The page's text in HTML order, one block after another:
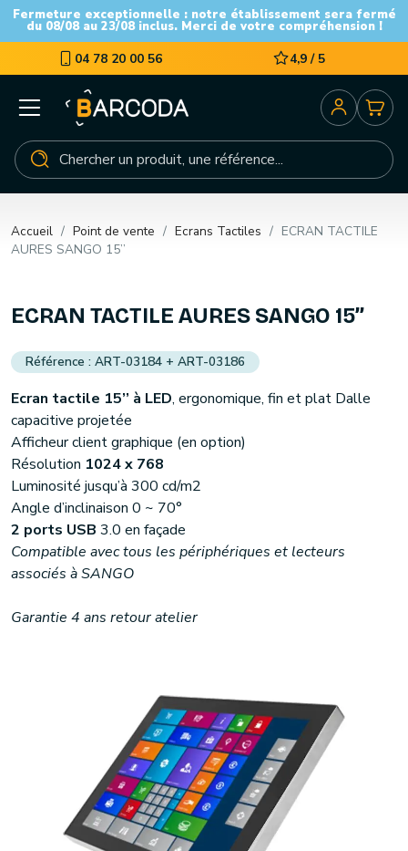
Fermeture exceptionnelle : notre établissement sera fermé
du 08/08 au 23/08 inclus. Merci de votre compréhension !
04 78 20 00 56 4,9 / 5
Accueil Point de vente Ecrans Tactiles
ECRAN TACTILE
AURES SANGO 15’’
ECRAN TACTILE AURES SANGO 15’’
ART-03184 + ART-03186
Ecran tactile 15’’ à LED, ergonomique, fin et plat Dalle
capacitive projetée
Afficheur client graphique (en option)
Résolution 1024 x 768
Luminosité jusqu’à 300 cd/m2
Angle d’inclinaison 0 ~ 70°
2 ports USB 3.0 en façade
Compatible avec tous les périphériques et lecteurs
associés à SANGO
Garantie 4 ans retour atelier